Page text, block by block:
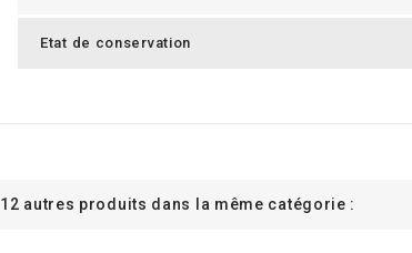
Etat de conservation
12 autres produits dans la même catégorie :